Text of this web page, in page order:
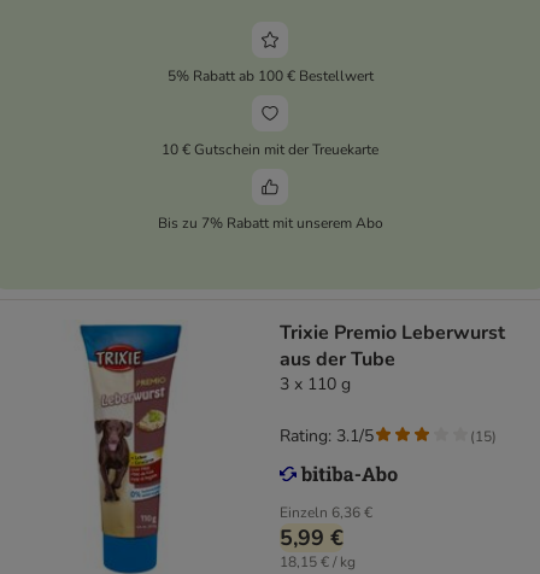
5% Rabatt ab 100 € Bestellwert
10 € Gutschein mit der Treuekarte
Bis zu 7% Rabatt mit unserem Abo
Trixie Premio Leberwurst
aus der Tube
3 x 110 g
Einzeln 6,36 €
5,99 €
18,15 € / kg
Rating: 3.1/5 (15)